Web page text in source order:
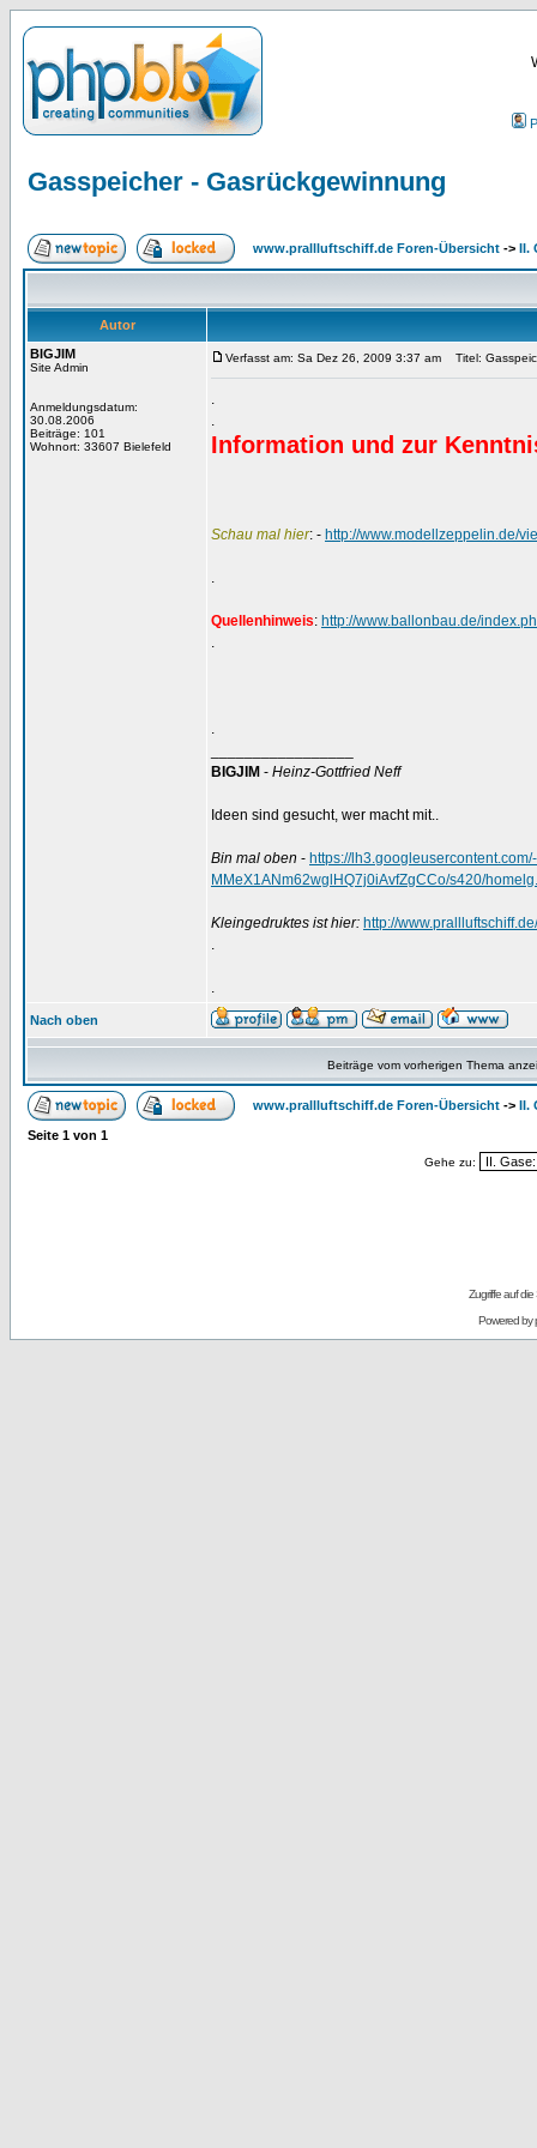
Gasspeicher - Gasrückgewinnung
www.prallluftschiff.de Foren-Übersicht -> II.
Autor
BIGJIM
Site Admin
Anmeldungsdatum:
30.08.2006
Beiträge: 101
Wohnort: 33607 Bielefeld
Verfasst am: Sa Dez 26, 2009 3:37 am Titel:
.
.
Information und zur
Schau mal hier: - http://www.modellzeppelin.de/
.
Quellenhinweis: http://www.ballonbau.de/
.
.
BIGJIM - Heinz-Gottfried Neff
Ideen sind gesucht, wer macht mit..
Bin mal oben - https://
MMeX1ANm62wglHQ7j0iAvfZgCCo/s420/
Kleingedruktes ist hier: http://
.
.
Nach oben
Beiträge vom vorherigen Thema
www.prallluftschiff.de Foren-Übersicht -> II.
Seite 1 von 1
Gehe zu:
Zugriffe auf
Powered by